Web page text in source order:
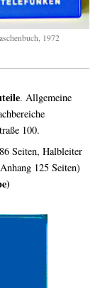
1972
. Allgemeine
100.
Seiten, Halbleiter
125 Seiten)